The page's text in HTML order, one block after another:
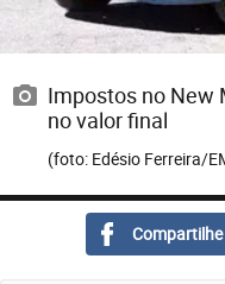
Impostos no New
no valor final
(foto: Edésio Ferreira/